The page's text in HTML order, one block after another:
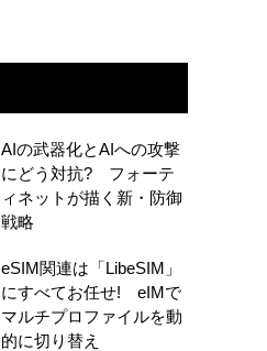
AIの武器化とAIへの攻撃
にどう対抗? フォーテ
ィネットが描く新・防御
戦略
eSIM関連は「LibeSIM」
にすべてお任せ! eIMで
マルチプロファイルを動
的に切り替え